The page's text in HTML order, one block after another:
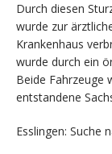
Durch diesen
wurde zur
Krankenhaus
wurde durch ein
Beide Fahrzeuge
entstandene
Esslingen: Suche